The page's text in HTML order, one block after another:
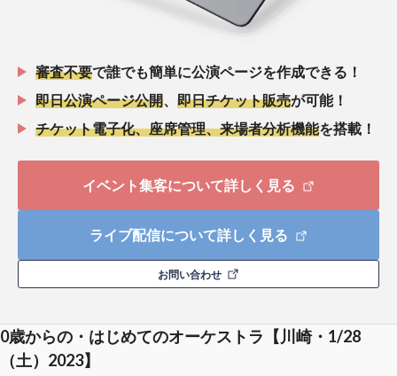
審査不要で誰でも簡単に公演ページを作成できる！
即日公演ページ公開
即日チケット販売が可能！
チケット電子化、座席管理、来場者分析機能を搭載！
イベント集客について詳しく見る
ライブ配信について詳しく見る
お問い合わせ
0歳からの・はじめてのオーケストラ【川崎・1/28
（土）2023】